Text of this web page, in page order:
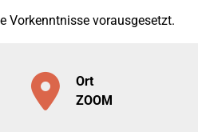
Vorkenntnisse vorausgesetzt.
Ort
ZOOM